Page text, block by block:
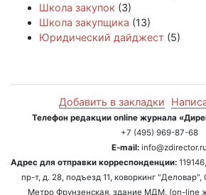
Школа закупок (3)
Школа закупщика (13)
Юридический дайджест (5)
Добавить в закладки
Телефон редакции online журнала
+7 (495) 969-87-68
E-mail:info@zdirector.ru
Адрес для отправки корреспонденции:
пр-т, д. 28, подъезд 11, коворкинг
Метро Фрунзенская, здание МДМ. (on-line